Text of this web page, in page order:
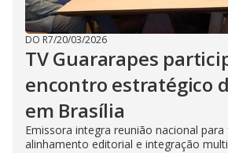
DO R7/20/03/2026
TV Guararapes
encontro estratégico
em Brasília
Emissora integra reunião nacional
alinhamento editorial e integração